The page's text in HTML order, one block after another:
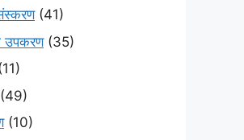
(41)
उपकरण(35)
(10)